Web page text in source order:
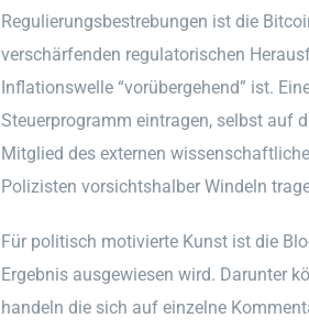
Regulierungsbestrebungen ist die
verschärfenden regulatorischen
Inflationswelle “vorübergehend” ist.
Steuerprogramm eintragen, selbst auf
Mitglied des externen
Polizisten vorsichtshalber Windeln
Für politisch motivierte Kunst ist die
Ergebnis ausgewiesen wird. Darunter
handeln die sich auf einzelne